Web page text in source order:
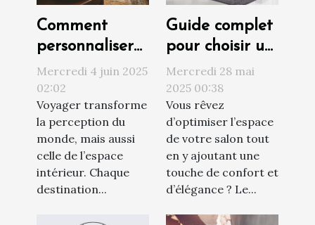
Comment
personnaliser
votre maison
avec vos
souvenirs de
voyage
Mercredi 4 juin 2025
02:02
Voyager transforme
la perception du
monde, mais aussi
celle de l’espace
intérieur. Chaque
destination...
Guide complet
pour choisir un
canapé
convertible
adapté à votre
salon
Mercredi 28 mai
2025 00:38
Vous rêvez
d’optimiser l’espace
de votre salon tout
en y ajoutant une
touche de confort et
d’élégance ? Le...